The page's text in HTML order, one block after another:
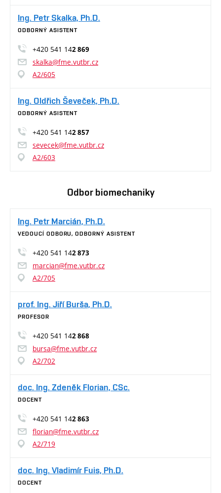
Ing. Petr Skalka, Ph.D.
ODBORNÝ ASISTENT
+420 541 142 869
skalka@fme.vutbr.cz
A2/605
Ing. Oldřich Ševeček, Ph.D.
ODBORNÝ ASISTENT
+420 541 142 857
sevecek@fme.vutbr.cz
A2/603
Odbor biomechaniky
Ing. Petr Marcián, Ph.D.
VEDOUCÍ ODBORU, ODBORNÝ ASISTENT
+420 541 142 873
marcian@fme.vutbr.cz
A2/705
prof. Ing. Jiří Burša, Ph.D.
PROFESOR
+420 541 142 868
bursa@fme.vutbr.cz
A2/702
doc. Ing. Zdeněk Florian, CSc.
DOCENT
+420 541 142 863
florian@fme.vutbr.cz
A2/719
doc. Ing. Vladimír Fuis, Ph.D.
DOCENT